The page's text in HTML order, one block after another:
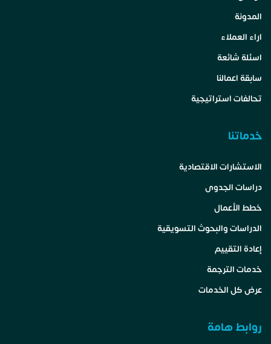
المدونة
اراء العملاء
اسئلة شائعة
سابقة اعمالنا
تحالفات استراتيجية
خدماتنا
الاستشارات الاقتصادية
دراسات الجدوى
خطط الأعمال
الدراسات والبحوث التسويقية
إعادة التقييم
خدمات الترجمة
عرض كل الخدمات
روابط هامة